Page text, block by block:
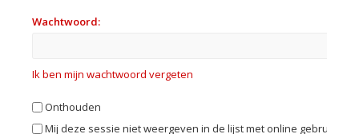
Wachtwoord:
Ik ben mijn wachtwoord vergeten
Onthouden
Mij deze sessie niet weergeven in de lijst met online gebruikers